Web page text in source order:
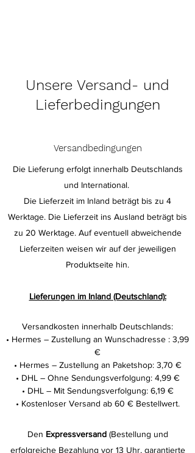
Unsere Versand- und
Lieferbedingungen
Versandbedingungen
Die Lieferung erfolgt innerhalb Deutschlands
und International.
Die Lieferzeit im Inland beträgt bis zu 4
Werktage. Die Lieferzeit ins Ausland beträgt bis
zu 20 Werktage. Auf eventuell abweichende
Lieferzeiten weisen wir auf der jeweiligen
Produktseite hin.
Lieferungen im Inland (Deutschland):
Versandkosten innerhalb Deutschlands:
• Hermes – Zustellung an Wunschadresse : 3,99
€
• Hermes – Zustellung an Paketshop: 3,70 €
• DHL – Ohne Sendungsverfolgung: 4,99 €
• DHL – Mit Sendungsverfolgung: 6,19 €
• Kostenloser Versand ab 60 € Bestellwert.
Den Expressversand(Bestellung und
erfolgreiche Bezahlung vor 13 Uhr, garantierte